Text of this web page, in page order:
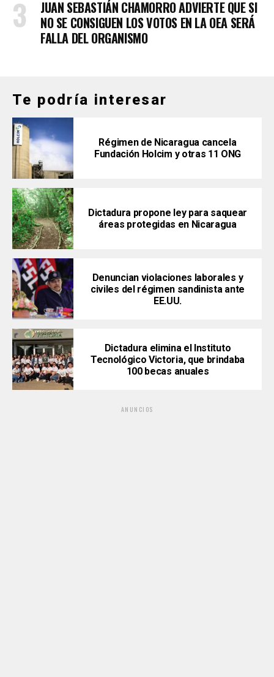
JUAN SEBASTIÁN CHAMORRO ADVIERTE QUE SI
NO SE CONSIGUEN LOS VOTOS EN LA OEA SERÁ
FALLA DEL ORGANISMO
Te podría interesar
Régimen de Nicaragua cancela
Fundación Holcim y otras 11 ONG
Dictadura propone ley para saquear
áreas protegidas en Nicaragua
Denuncian violaciones laborales y
civiles del régimen sandinista ante
EE.UU.
Dictadura elimina el Instituto
Tecnológico Victoria, que brindaba
100 becas anuales
ANUNCIOS